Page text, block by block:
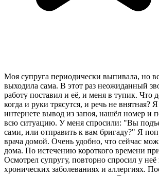
Моя супруга периодически выпивала, но
выходила сама. В этот раз неожиданный
работу поставил и её, и меня в тупик. Что
когда и руки трясутся, и речь не внятная?
интернете вывод из запоя, нашёл номер и
всю ситуацию. У меня спросили: "Вы
сами, или отправить к вам бригаду?" Я
врача домой. Очень удобно, что сейчас
дома. По истечению короткого времени
Осмотрел супругу, повторно спросил у
хронических заболеваниях и аллергиях.